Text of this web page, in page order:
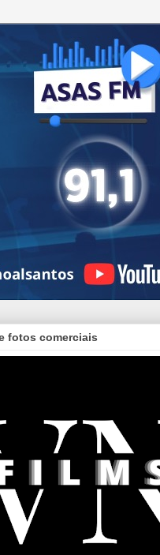
fotos comerciais